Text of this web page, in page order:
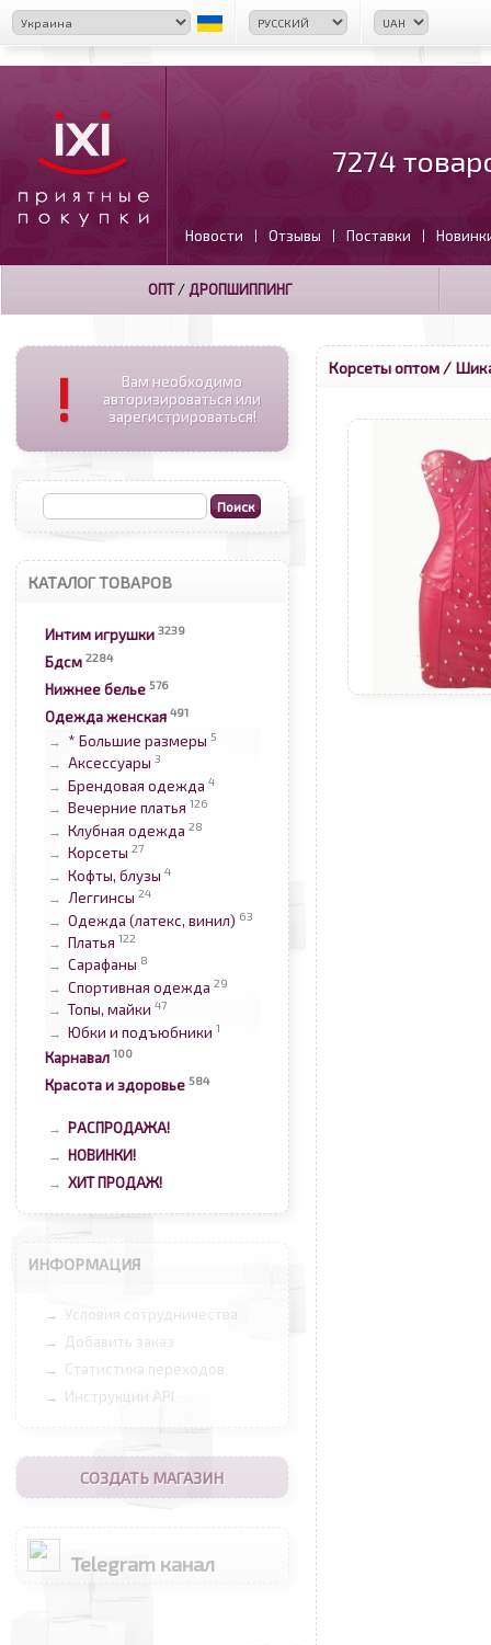
7274
Новости | Отзывы | Поставки |
ОПТ/ ДРОПШИППИНГ
!
Вам необходимо
авторизироваться или
зарегистрироваться!
КАТАЛОГ ТОВАРОВ
Интим игрушки 3239
Бдсм 2284
Нижнее белье 576
Одежда женская 491
→ * Большие размеры 5
→ Аксессуары 3
→ Брендовая одежда 4
→ Вечерние платья 126
→ Клубная одежда 28
→ Корсеты 27
→ Кофты, блузы 4
→ Леггинсы 24
→ Одежда (латекс, винил) 63
→ Платья 122
→ Сарафаны 8
→ Спортивная одежда 29
→ Топы, майки 47
→ Юбки и подъюбники 1
Карнавал 100
Красота и здоровье 584
→ РАСПРОДАЖА!
→ НОВИНКИ!
→ ХИТ ПРОДАЖ!
ИНФОРМАЦИЯ
→ Условия сотрудничества
→ Добавить заказ
→ Статистика переходов
→ Инструкции API
СОЗДАТЬ МАГАЗИН
Telegram канал
Корсеты оптом/